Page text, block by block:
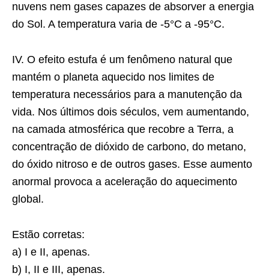
nuvens nem gases capazes de absorver a energia
do Sol. A temperatura varia de -5°C a -95°C.
IV. O efeito estufa é um fenômeno natural que
mantém o planeta aquecido nos limites de
temperatura necessários para a manutenção da
vida. Nos últimos dois séculos, vem aumentando,
na camada atmosférica que recobre a Terra, a
concentração de dióxido de carbono, do metano,
do óxido nitroso e de outros gases. Esse aumento
anormal provoca a aceleração do aquecimento
global.
Estão corretas:
a) I e II, apenas.
b) I, II e III, apenas.